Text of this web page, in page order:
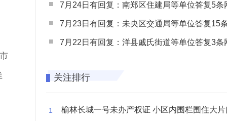
7月24日有回复：南郑区住建局等单位答复5条网民
7月23日有回复：未央区交通局等单位答复15条网民
7月22日有回复：洋县戚氏街道等单位答复3条网民
关注排行
榆林长城一号未办产权证 小区内围栏围住大片闲置